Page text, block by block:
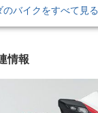
のバイクをすべて見る
情報